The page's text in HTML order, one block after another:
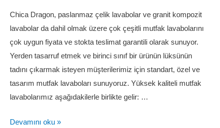
Chica Dragon, paslanmaz çelik lavabolar ve granit kompozit
lavabolar da dahil olmak üzere çok çeşitli mutfak lavabolarını
çok uygun fiyata ve stokta teslimat garantili olarak sunuyor.
Yerden tasarruf etmek ve birinci sınıf bir ürünün lüksünün
tadını çıkarmak isteyen müşterilerimiz için standart, özel ve
tasarım mutfak lavaboları sunuyoruz. Yüksek kaliteli mutfak
lavabolarımız aşağıdakilerle birlikte gelir: …
Devamını oku »